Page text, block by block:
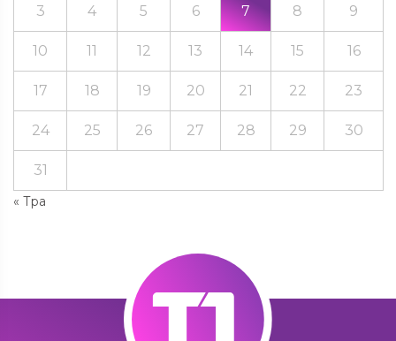
« Тра
3 4 5 6 7 8 9
10 11 12 13 14 15 16
17 18 19 20 21 22 23
24 25 26 27 28 29 30
31